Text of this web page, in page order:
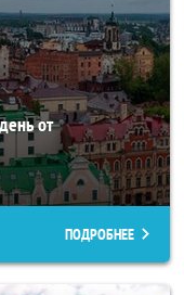
от
ПОДРОБНЕЕ